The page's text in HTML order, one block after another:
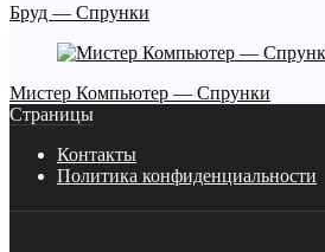
Бруд — Спрунки
Мистер Компьютер — Спрунки
Страницы
Контакты
Политика конфиденциальности